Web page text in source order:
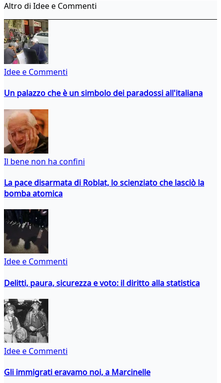
Altro di Idee e Commenti
Idee e Commenti
Un palazzo che è un simbolo dei paradossi all'italiana
Il bene non ha confini
La pace disarmata di Roblat, lo scienziato che lasciò la
bomba atomica
Idee e Commenti
Delitti, paura, sicurezza e voto: il diritto alla statistica
Idee e Commenti
Gli immigrati eravamo noi, a Marcinelle